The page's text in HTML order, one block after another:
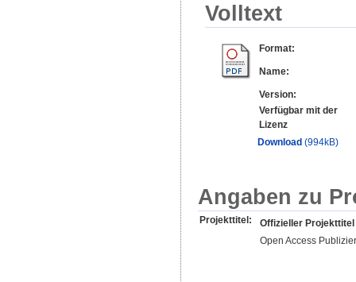
Volltext
Format:
Name:
Version:
Verfügbar mit der
Lizenz
Download (994kB)
Angaben zu
Projekttitel:
Offizieller Projekttitel
Open Access